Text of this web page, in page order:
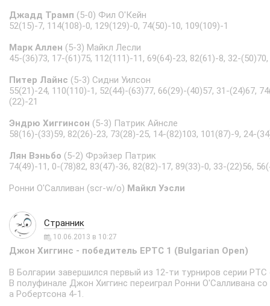
Джадд Трамп (5-0) Фил О'Кейн
52(15)-7, 114(108)-0, 129(129)-0, 74(50)-10, 109(109)-1
Марк Аллен (5-3) Майкл Лесли
45-(36)73, 17-(61)75, 112(111)-11, 69(64)-23, 82(61)-8, 32-
Питер Лайнс (5-3) Сидни Уилсон
55(21)-24, 110(110)-1, 52(44)-(63)77, 66(29)-(40)57, 31-(24)67,
(22)-21
Эндрю Хиггинсон (5-3) Патрик Айнсле
58(16)-(33)59, 82(26)-23, 73(28)-25, 14-(82)103, 101(87)-9, 24-
Лян Вэньбо (5-2) Фрэйзер Патрик
74(49)-11, 0-(78)82, 83(47)-36, 82(82)-17, 89(33)-0, 33-(22)56,
Ронни О'Салливан (scr-w/o) Майкл Уэсли
Странник
10.06.2013 в 10:27
Джон Хиггинс - победитель EPTC 1 (Bulgarian Open)
В Болгарии завершился первый из 12-ти турниров серии
В полуфинале Джон Хиггинс переиграл Ронни О'Салливана
а Робертсона 4-1.